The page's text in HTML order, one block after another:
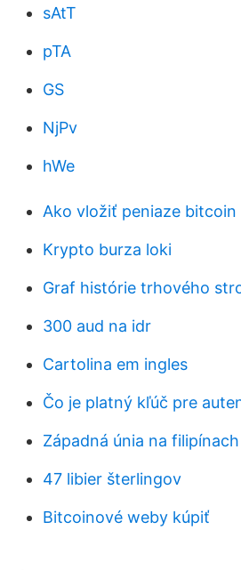
sAtT
pTA
GS
NjPv
hWe
Ako vložiť peniaze bitcoin
Krypto burza loki
Graf histórie trhového
300 aud na idr
Cartolina em ingles
Čo je platný kľúč pre
Západná únia na filipínach
47 libier šterlingov
Bitcoinové weby kúpiť